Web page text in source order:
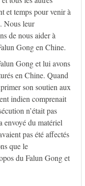
et temps pour venir à
Nous leur
de nous aider à
Gong en Chine.
Gong et lui avons
en Chine. Quand
son soutien aux
indien comprenait
n’était pas
envoyé du matériel
pas été affectés
que le
du Falun Gong et